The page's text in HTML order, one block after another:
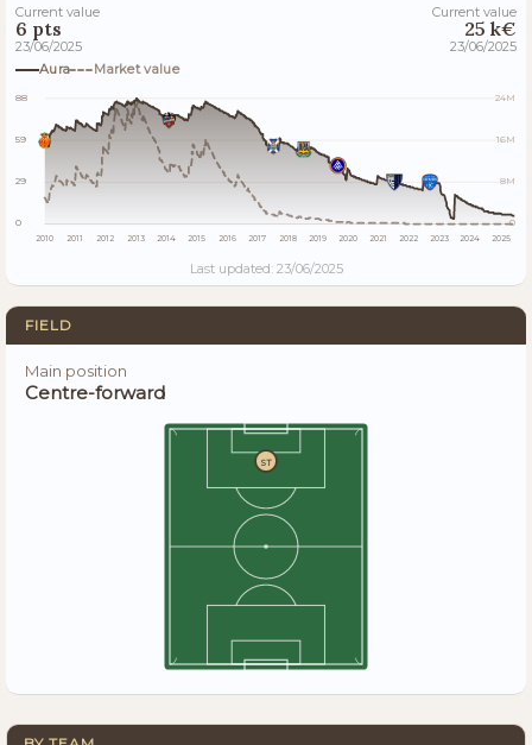
Current value
6 pts
23/06/2025
Current value
25 k€
23/06/2025
Aura
Market value
88
59
29
0
24M
16M
8M
0
2010 2011 2012 2013 2014 2015 2016 2017 2018 2019 2020 2021 2022 2023 2024 2025
Last updated: 23/06/2025
FIELD
Main position
Centre-forward
ST